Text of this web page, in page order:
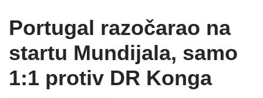
Portugal razočarao na
startu Mundijala, samo
1:1 protiv DR Konga